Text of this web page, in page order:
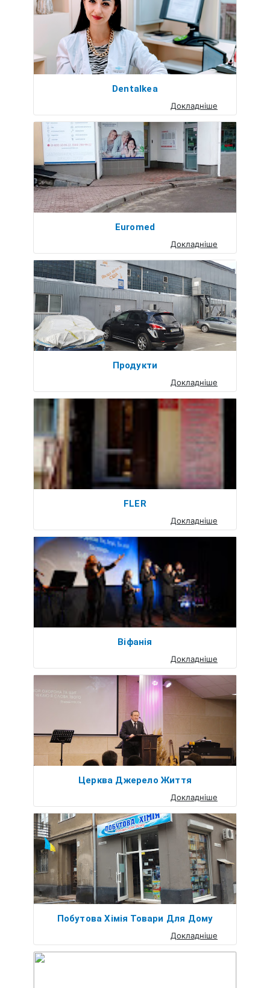
Dentalkea
Докладніше
Euromed
Докладніше
Продукти
Докладніше
FLER
Докладніше
Віфанія
Докладніше
Церква Джерело Життя
Докладніше
Побутова Хімія Товари Для Дому
Докладніше